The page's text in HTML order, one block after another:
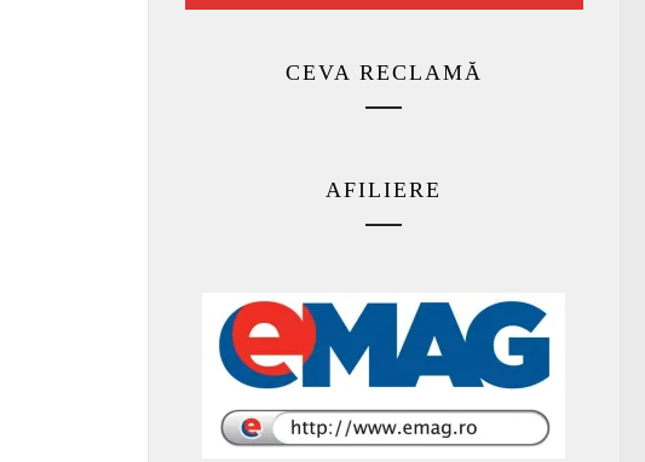
CEVA RECLAMĂ
AFILIERE